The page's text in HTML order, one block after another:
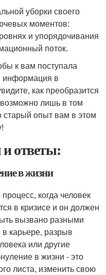
уборки своего
моментов:
и упорядочивания
поток.
к вам поступала
информация в
как преобразится
лишь в том
старый опыт вам в этом
ответы:
в жизни
когда человек
в кризисе и он должен
вызвано разными
карьере, разрыв
или другие
в жизни - это
листа, изменить свою